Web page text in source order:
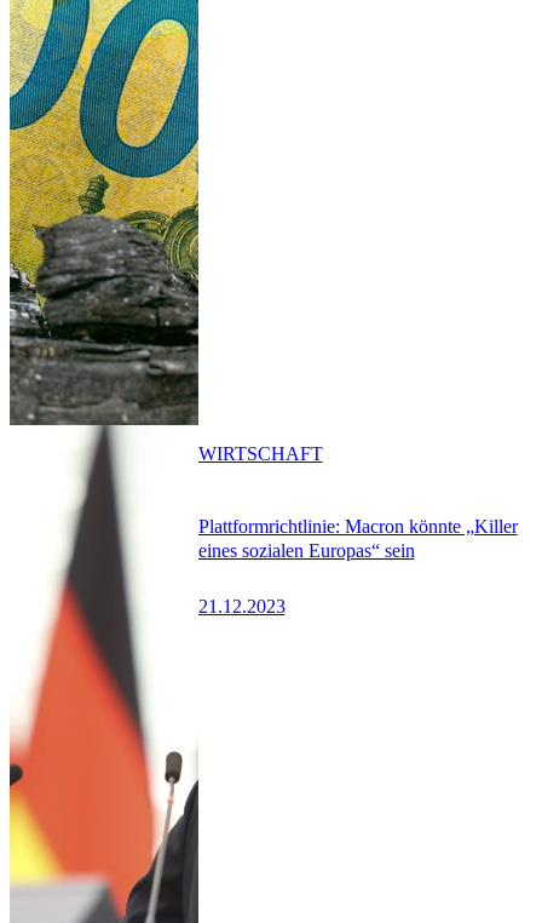
Plattformrichtlinie: Macron könnte „Killer
eines sozialen Europas“ sein
21.12.2023
WIRTSCHAFT